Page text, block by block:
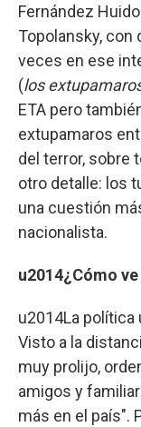
Fernández
Topolansky, con
veces en ese
(los
ETA pero
extupamaros
del terror, sobre
otro detalle: los
una cuestión
nacionalista.
u2014¿Cómo
u2014La política
Visto a la
muy prolijo,
amigos y
más en el país".